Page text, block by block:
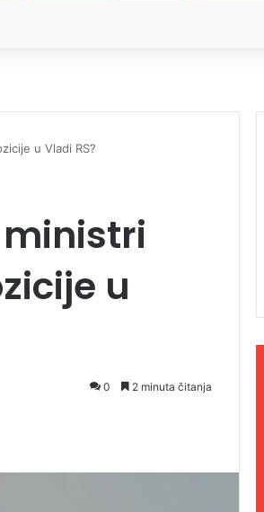
u Vladi RS?
u
0 2 minuta čitanja